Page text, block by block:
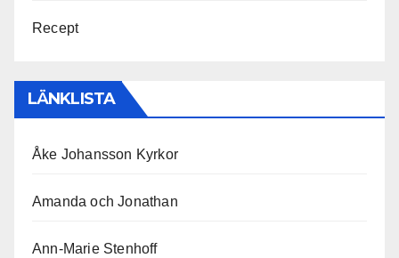
Recept
LÄNKLISTA
Åke Johansson Kyrkor
Amanda och Jonathan
Ann-Marie Stenhoff